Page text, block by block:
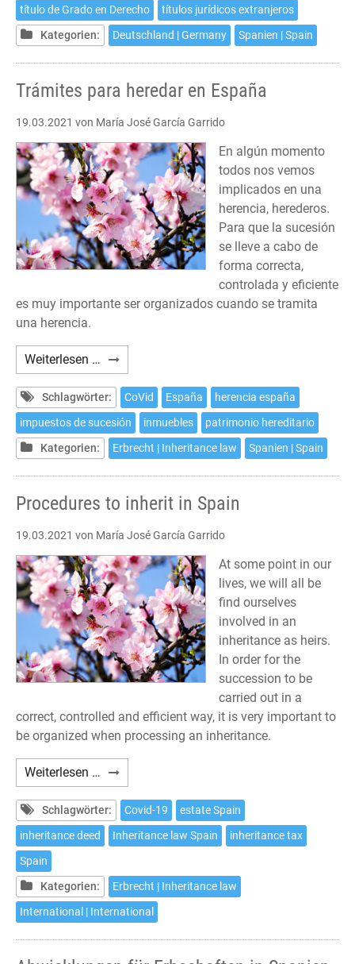
título de Grado en Derecho
títulos jurídicos extranjeros
Kategorien:
Deutschland | Germany Spanien | Spain
Trámites para heredar en España
19.03.2021 von María José García Garrido
En algún momento
todos nos vemos
implicados en una
herencia, herederos.
Para que la sucesión
se lleve a cabo de
forma correcta,
controlada y eficiente
es muy importante ser organizados cuando se tramita
una herencia.
Weiterlesen … Trámites
para
heredar
en
España
Schlagwörter: CoVid España
herencia españa
impuestos de sucesión
inmuebles
patrimonio hereditario
Kategorien:
Erbrecht | Inheritance law Spanien | Spain
Procedures to inherit in Spain
19.03.2021 von María José García Garrido
At some point in our
lives, we will all be
find ourselves
involved in an
inheritance as heirs.
In order for the
succession to be
carried out in a
correct, controlled and efficient way, it is very important to
be organized when processing an inheritance.
Weiterlesen … Procedures
to
inherit
in
Spain
Schlagwörter: Covid-19
estate Spain
inheritance deed
Inheritance law Spain
inheritance tax
Spain
Kategorien:
Erbrecht | Inheritance law
International | International